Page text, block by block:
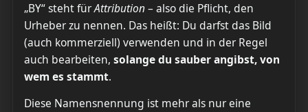
„BY“ steht fürAttribution– also die Pflicht, den
Urheber zu nennen. Das heißt: Du darfst das Bild
(auch kommerziell) verwenden und in der Regel
auch bearbeiten, solange du sauber angibst, von
wem es stammt.
Diese Namensnennung ist mehr als nur eine